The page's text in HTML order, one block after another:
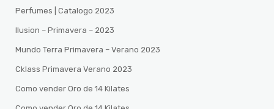
Perfumes | Catalogo 2023
Ilusion – Primavera – 2023
Mundo Terra Primavera – Verano 2023
Cklass Primavera Verano 2023
Como vender Oro de 14 Kilates